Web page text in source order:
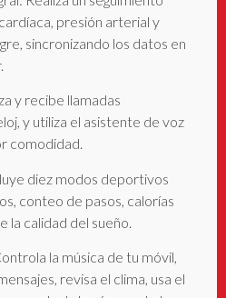
presión arterial y
sincronizando los datos en
y recibe llamadas
y utiliza el asistente de voz
comodidad.
diez modos deportivos
conteo de pasos, calorías
la calidad del sueño.
la música de tu móvil,
revisa el clima, usa el